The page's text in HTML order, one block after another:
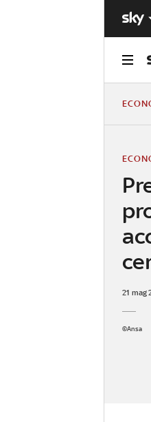
21 mag
©Ansa